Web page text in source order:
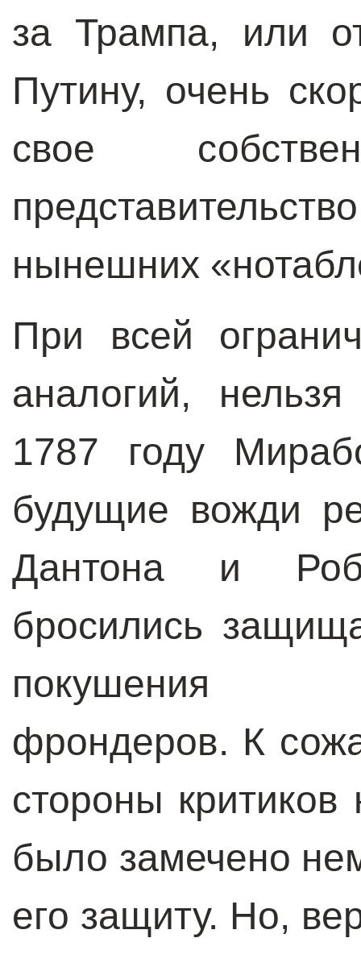
за Трампа, или
Путину, очень
свое
нынешних
При всей
аналогий,
1787 году
будущие вожди
Дантона и
бросились
покушения
фрондеров. К
стороны
было замечено
его защиту. Но,